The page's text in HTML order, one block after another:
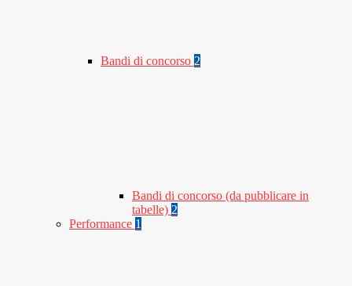
Bandi di concorso 2
Bandi di concorso (da pubblicare in
tabelle) 2
Performance 1